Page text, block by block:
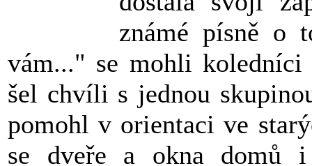
známé písně
vám..." se mohli koledníci
šel chvíli s jednou
pomohl v orientaci ve
se dveře a okna